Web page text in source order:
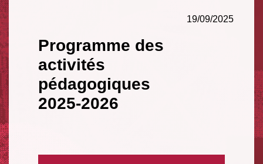
19/09/2025
Programme des
activités
pédagogiques
2025-2026